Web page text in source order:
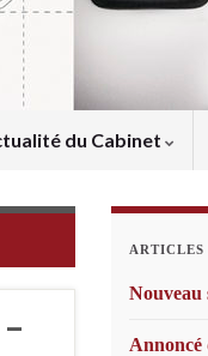
du Cabinet
ARTICLES
Nouveau
Annoncé